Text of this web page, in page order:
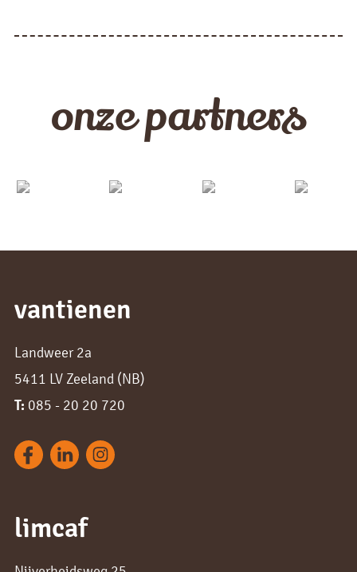
onze partners
vantienen
Landweer 2a
5411 LV Zeeland (NB)
T: 085 - 20 20 720
limcaf